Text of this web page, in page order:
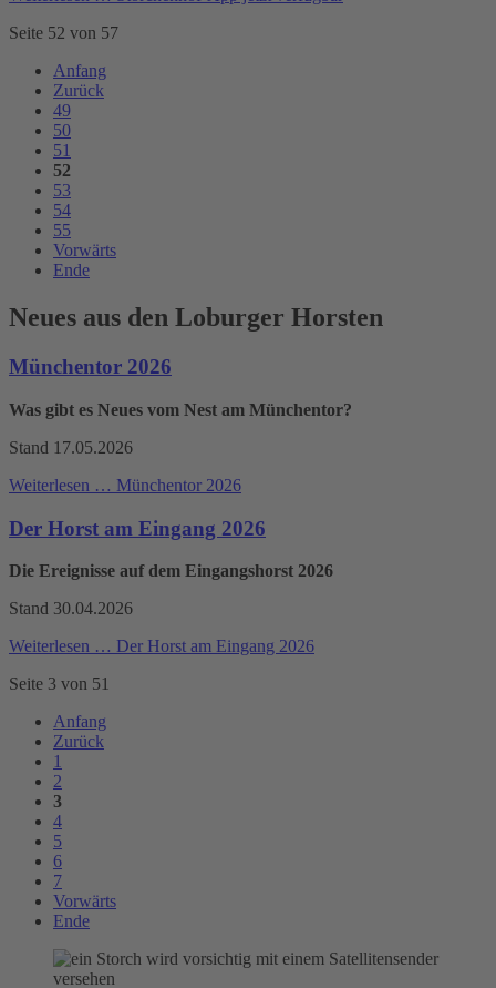
Seite 52 von 57
Anfang
Zurück
49
50
51
52
53
54
55
Vorwärts
Ende
Neues aus den Loburger Horsten
Münchentor 2026
Was gibt es Neues vom Nest am Münchentor?
Stand 17.05.2026
Weiterlesen … Münchentor 2026
Der Horst am Eingang 2026
Die Ereignisse auf dem Eingangshorst 2026
Stand 30.04.2026
Weiterlesen … Der Horst am Eingang 2026
Seite 3 von 51
Anfang
Zurück
1
2
3
4
5
6
7
Vorwärts
Ende